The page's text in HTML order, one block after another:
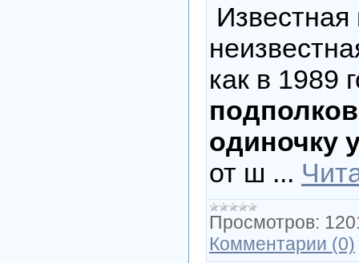
как в 1989
одиночку
от ш ...
Просмотров:
Комментарии (0)